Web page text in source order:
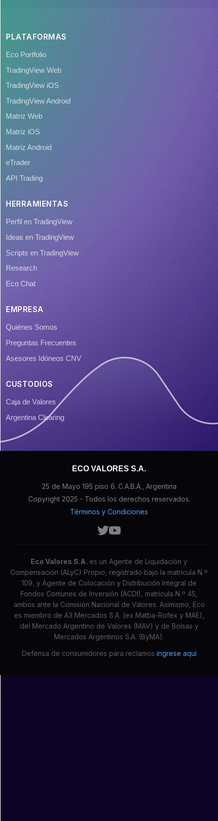
PLATAFORMAS
Eco Portfolio
TradingView Web
TradingView iOS
TradingView Android
Matriz Web
Matriz iOS
Matriz Android
eTrader
API Trading
HERRAMIENTAS
Perfil en TradingView
Ideas en TradingView
Scripts en TradingView
Research
Eco Chat
EMPRESA
Quiénes Somos
Preguntas Frecuentes
Asesores Idóneos CNV
CUSTODIOS
Caja de Valores
Argentina Clearing
ECO VALORES S.A.
25 de Mayo 195 piso 6. C.A.B.A., Argentina
Copyright 2025 - Todos los derechos reservados.
Términos y Condiciones
Eco Valores S.A. es un Agente de Liquidación y
Compensación (ALyC) Propio, registrado bajo la matrícula N.º
109, y Agente de Colocación y Distribución Integral de
Fondos Comunes de Inversión (ACDI), matrícula N.º 45,
ambos ante la Comisión Nacional de Valores. Asimismo, Eco
es miembro de A3 Mercados S.A. (ex Matba-Rofex y MAE),
del Mercado Argentino de Valores (MAV) y de Bolsas y
Mercados Argentinos S.A. (ByMA).
Defensa de consumidores para reclamos ingrese aquí